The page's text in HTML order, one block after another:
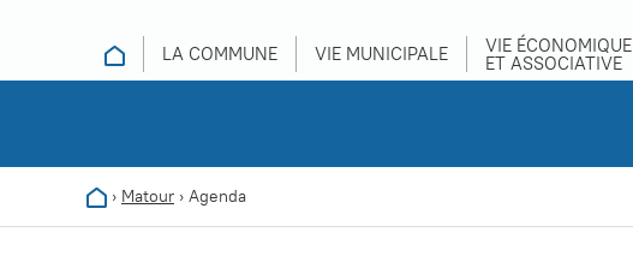
LA COMMUNE VIE MUNICIPALE VIE ÉCONOMIQUE
ET ASSOCIATIVE
› Matour › Agenda